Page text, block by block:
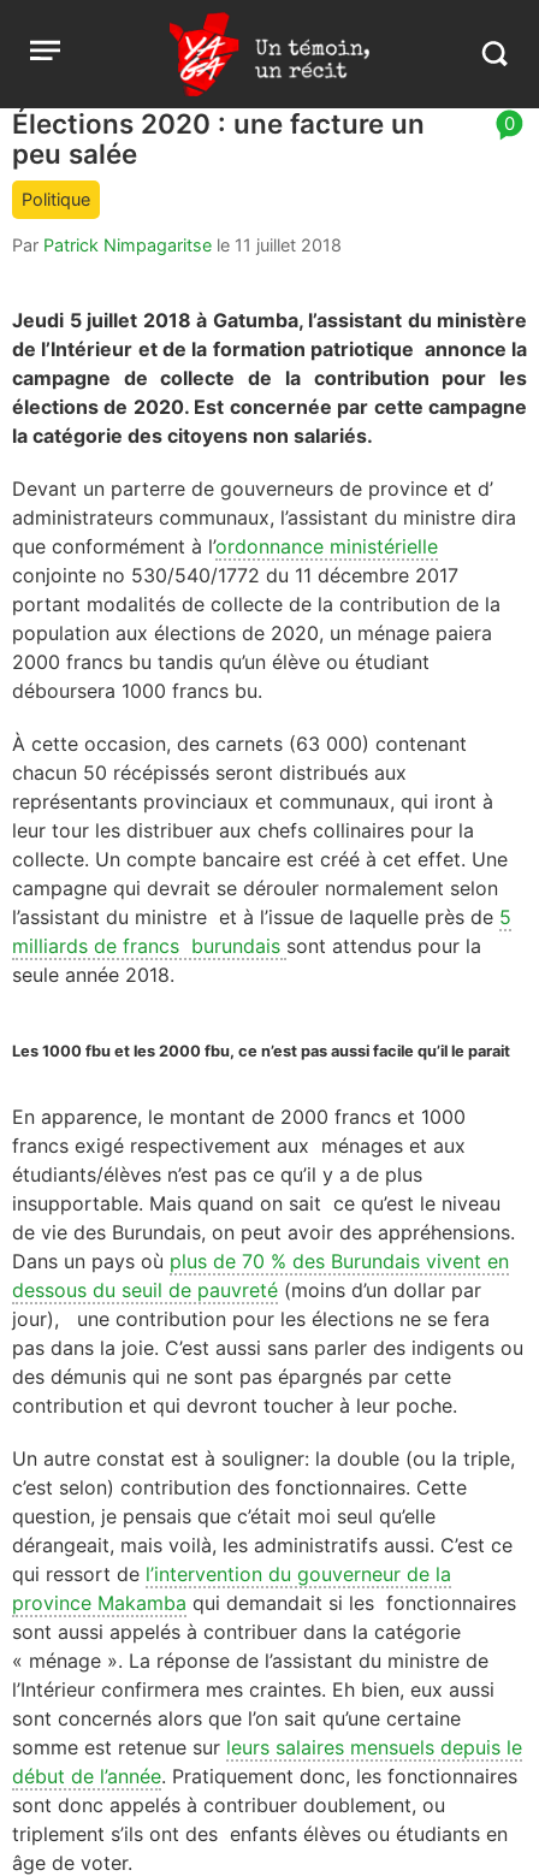
Open
menu
Yaga
Burundi
Search
article
comment
count
is:
0
Élections 2020 : une facture un
peu salée
Politique
Par Patrick Nimpagaritse le 11 juillet 2018
Jeudi 5 juillet 2018 à Gatumba, l’assistant du ministère
de l’Intérieur et de la formation patriotique annonce la
campagne de collecte de la contribution pour les
élections de 2020. Est concernée par cette campagne
la catégorie des citoyens non salariés.
Devant un parterre de gouverneurs de province et d’
administrateurs communaux, l’assistant du ministre dira
que conformément à l’ordonnance ministérielle
conjointe no 530/540/1772 du 11 décembre 2017
portant modalités de collecte de la contribution de la
population aux élections de 2020, un ménage paiera
2000 francs bu tandis qu’un élève ou étudiant
déboursera 1000 francs bu.
À cette occasion, des carnets (63 000) contenant
chacun 50 récépissés seront distribués aux
représentants provinciaux et communaux, qui iront à
leur tour les distribuer aux chefs collinaires pour la
collecte. Un compte bancaire est créé à cet effet. Une
campagne qui devrait se dérouler normalement selon
l’assistant du ministre et à l’issue de laquelle près de 5
milliards de francs burundais sont attendus pour la
seule année 2018.
Les 1000 fbu et les 2000 fbu, ce n’est pas aussi facile qu’il le parait
En apparence, le montant de 2000 francs et 1000
francs exigé respectivement aux ménages et aux
étudiants/élèves n’est pas ce qu’il y a de plus
insupportable. Mais quand on sait ce qu’est le niveau
de vie des Burundais, on peut avoir des appréhensions.
Dans un pays où plus de 70 % des Burundais vivent en
dessous du seuil de pauvreté (moins d’un dollar par
jour), une contribution pour les élections ne se fera
pas dans la joie. C’est aussi sans parler des indigents ou
des démunis qui ne sont pas épargnés par cette
contribution et qui devront toucher à leur poche.
Un autre constat est à souligner: la double (ou la triple,
c’est selon) contribution des fonctionnaires. Cette
question, je pensais que c’était moi seul qu’elle
dérangeait, mais voilà, les administratifs aussi. C’est ce
qui ressort de l’intervention du gouverneur de la
province Makamba qui demandait si les fonctionnaires
sont aussi appelés à contribuer dans la catégorie
« ménage ». La réponse de l’assistant du ministre de
l’Intérieur confirmera mes craintes. Eh bien, eux aussi
sont concernés alors que l’on sait qu’une certaine
somme est retenue sur leurs salaires mensuels depuis le
début de l’année. Pratiquement donc, les fonctionnaires
sont donc appelés à contribuer doublement, ou
triplement s’ils ont des enfants élèves ou étudiants en
âge de voter.